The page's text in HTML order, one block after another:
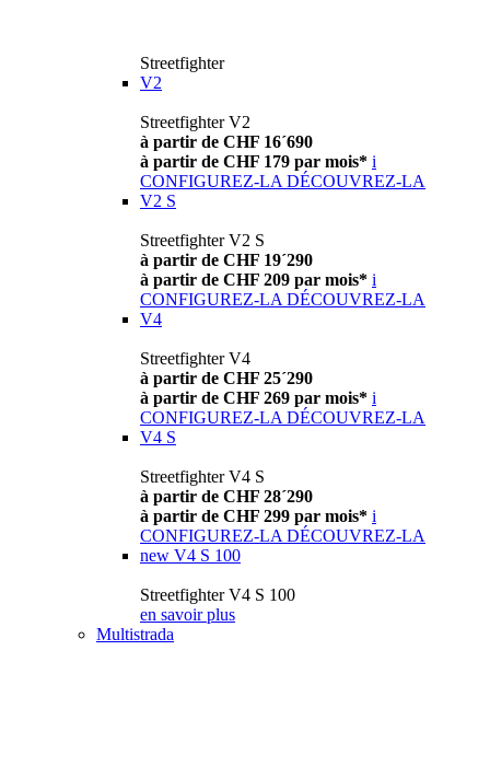
Streetfighter
V2
Streetfighter V2
à partir de CHF 16´690
à partir de CHF 179 par mois* i
CONFIGUREZ-LA DÉCOUVREZ-LA
V2 S
Streetfighter V2 S
à partir de CHF 19´290
à partir de CHF 209 par mois* i
CONFIGUREZ-LA DÉCOUVREZ-LA
V4
Streetfighter V4
à partir de CHF 25´290
à partir de CHF 269 par mois* i
CONFIGUREZ-LA DÉCOUVREZ-LA
V4 S
Streetfighter V4 S
à partir de CHF 28´290
à partir de CHF 299 par mois* i
CONFIGUREZ-LA DÉCOUVREZ-LA
new V4 S 100
Streetfighter V4 S 100
en savoir plus
Multistrada